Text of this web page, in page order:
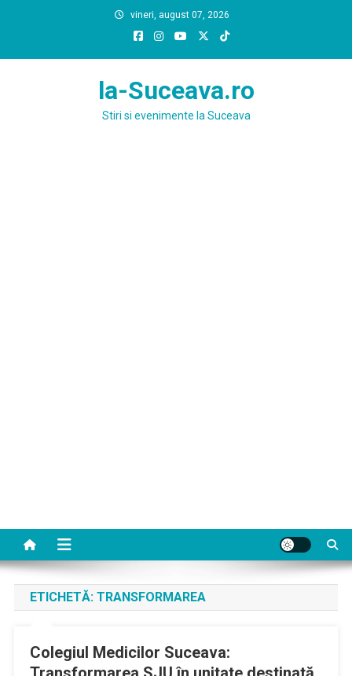
vineri, august 07, 2026
la-Suceava.ro
Stiri si evenimente la Suceava
ETICHETĂ: TRANSFORMAREA
Colegiul Medicilor Suceava: